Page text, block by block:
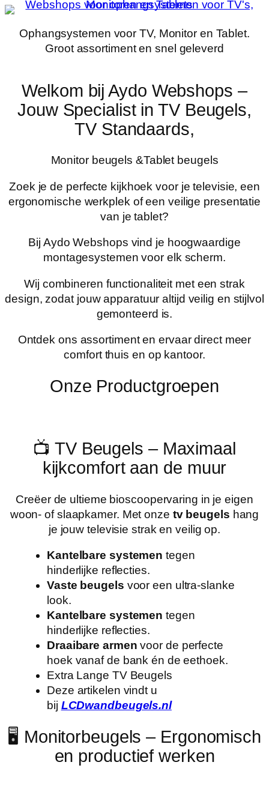
Ga
naarOphangsystemen voor TV, Monitor en Tablet.
Groot assortiment en snel geleverd
Welkom bij Aydo Webshops –
Jouw Specialist in TV Beugels,
TV Standaards,
Monitor beugels &Tablet beugels
Zoek je de perfecte kijkhoek voor je televisie, een
ergonomische werkplek of een veilige presentatie
van je tablet?
Bij Aydo Webshops vind je hoogwaardige
montagesystemen voor elk scherm.
Wij combineren functionaliteit met een strak
design, zodat jouw apparatuur altijd veilig en stijlvol
gemonteerd is.
Ontdek ons assortiment en ervaar direct meer
comfort thuis en op kantoor.
Onze Productgroepen
📺 TV Beugels – Maximaal
kijkcomfort aan de muur
Creëer de ultieme bioscoopervaring in je eigen
woon- of slaapkamer. Met onze tv beugels hang
je jouw televisie strak en veilig op.
Kantelbare systemen tegen
hinderlijke reflecties.
Vaste beugels voor een ultra-slanke
look.
Kantelbare systemen tegen
hinderlijke reflecties.
Draaibare armen voor de perfecte
hoek vanaf de bank én de eethoek.
Extra Lange TV Beugels
Deze artikelen vindt u
bij LCDwandbeugels.nl
🖥️ Monitorbeugels – Ergonomisch
en productief werken